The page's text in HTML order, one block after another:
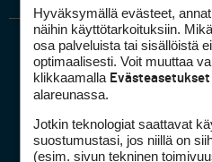
Staysure PGA Seniors
AMATÖÖRIGOLF
U.S. Women's Amateur
AMATÖÖRIGOLF
English Boys' (U14) Open
Eeli Krankka, Lionel Mutikainen
MUU
LIV GOLF
New York
SM-KILPAILUT
Golfpiste
Hyväksymällä evästeet,
näihin käyttötarkoituksiin.
osa palveluista tai sisällöistä
optimaalisesti. Voit muuttaa
klikkaamalla Evästeasetukset
alareunassa.
Jotkin teknologiat saattavat
suostumustasi, jos niillä on
(esim. sivun tekninen